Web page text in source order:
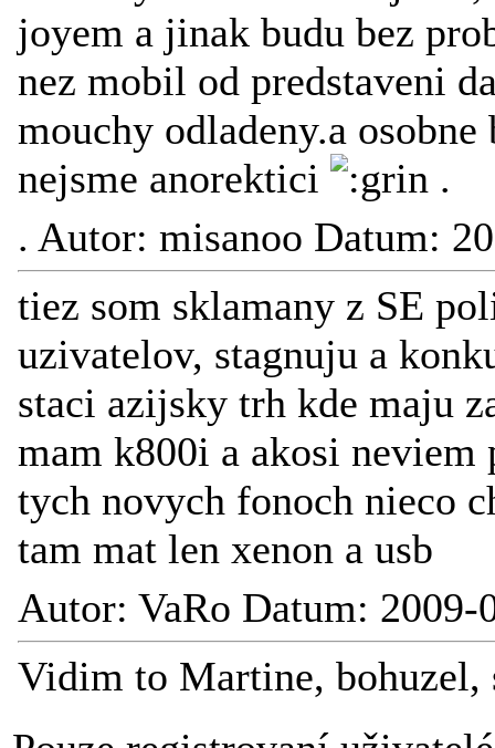
joyem a jinak budu bez
nez mobil od predstaveni
mouchy odladeny.a
nejsme anorektici
.
. Autor: misanoo Datum:
tiez som sklamany z SE
uzivatelov, stagnuju a
staci azijsky trh kde maju
mam k800i a akosi neviem
tych novych fonoch nieco
tam mat len xenon a usb
Autor: VaRo Datum: 2009-
Vidim to Martine, bohuzel,